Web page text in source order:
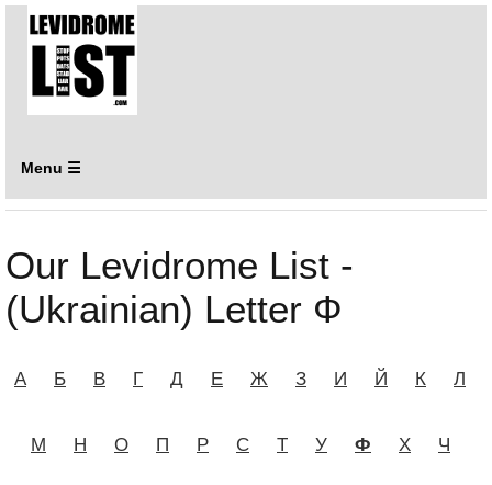
Menu ☰
Our Levidrome List -
(Ukrainian) Letter Ф
А Б В Г Д Е Ж З И Й К Л
М Н О П Р С Т У Ф Х Ч